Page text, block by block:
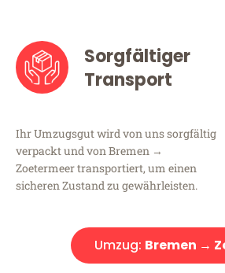
Sorgfältiger
Transport
Ihr Umzugsgut wird von uns sorgfältig
verpackt und von Bremen →
Zoetermeer transportiert, um einen
sicheren Zustand zu gewährleisten.
Umzug: Bremen →